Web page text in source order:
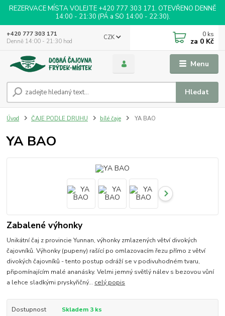
REZERVACE MÍSTA VOLEJTE +420 777 303 171. OTEVŘENO DENNĚ
14:00 - 21:30 (PÁ a SO 14:00 - 22:30).
Menu
CZK
Hledat
+420 777 303 171
Denně 14:00 - 21:30 hod
0 ks
za 0 Kč
Úvod ČAJE PODLE DRUHU bílé čaje YA BAO
YA BAO
Zabalené výhonky
Unikátní čaj z provincie Yunnan, výhonky zmlazených větví divokých
čajovníků. Výhonky (pupeny) rašící po omlazovacím řezu přímo z větví
divokých čajovníků - tento postup odráží se v podivuhodném tvaru,
připomínajícím malé ananásky. Velmi jemný světlý nálev s bezovou vůní
a lehce sladkými pryskyřičný... celý popis
Dostupnost
Skladem 3 ks